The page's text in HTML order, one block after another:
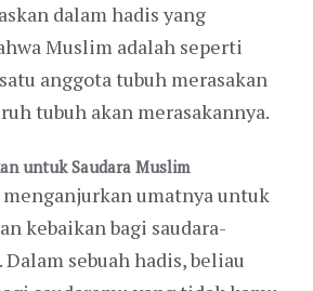
dalam hadis yang
Muslim adalah seperti
anggota tubuh merasakan
tubuh akan merasakannya.
untuk Saudara Muslim
menganjurkan umatnya untuk
kebaikan bagi saudara-
Dalam sebuah hadis, beliau